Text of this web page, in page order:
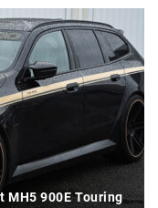
MH5 900E Touring